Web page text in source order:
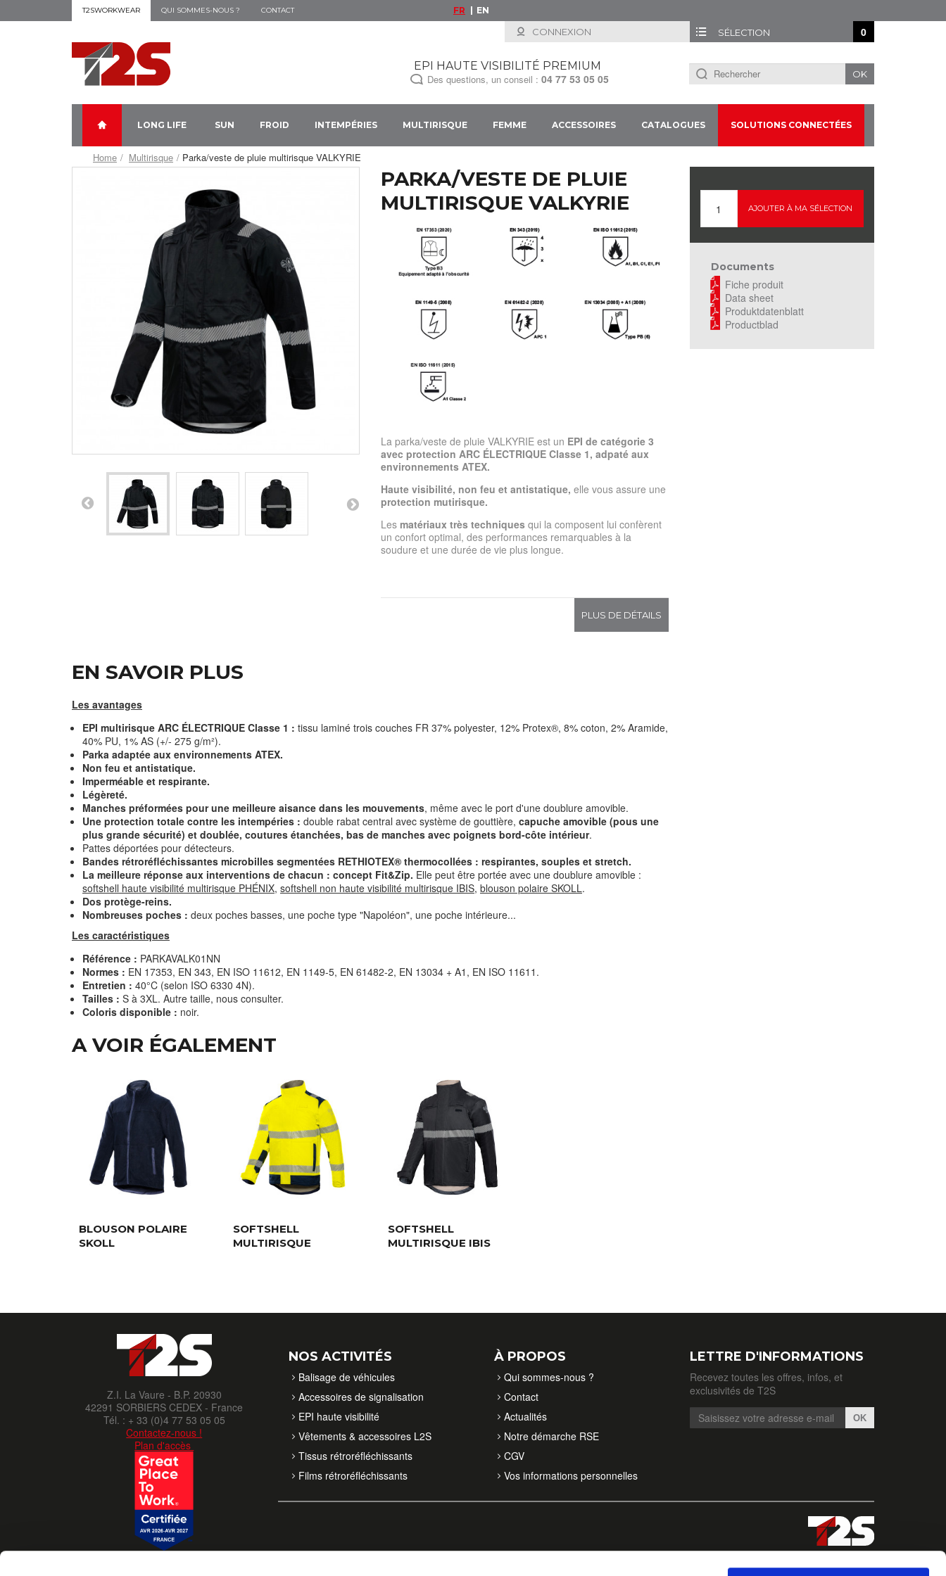
T2SWORKWEAR QUI SOMMES-NOUS ? CONTACT FR EN
SÉLECTION 0
CONNEXION
EPI HAUTE VISIBILITÉ PREMIUM
Des questions, un conseil : 04 77 53 05 05 OK
LONG LIFE SUN FROID INTEMPÉRIES MULTIRISQUE FEMME ACCESSOIRES CATALOGUES SOLUTIONS CONNECTÉES
Home Multirisque Parka/veste de pluie multirisque VALKYRIE
PARKA/VESTE DE PLUIE
MULTIRISQUE VALKYRIE
La parka/veste de pluie VALKYRIE est un EPI de catégorie 3
avec protection ARC ÉLECTRIQUE Classe 1, adpaté aux
environnements ATEX.
Haute visibilité, non feu et antistatique, elle vous assure une
protection mutirisque.
Les matériaux très techniquesqui la composent lui confèrent
un confort optimal, des performances remarquables à la
soudure et une durée de vie plus longue.
PLUS DE DÉTAILS
EN SAVOIR PLUS
Les avantages
EPI multirisque ARC ÉLECTRIQUE Classe 1 : tissu laminé trois couches FR 37% polyester, 12% Protex®, 8% coton, 2% Aramide,
40% PU, 1% AS (+/- 275 g/m²).
Parka adaptée aux environnements ATEX.
Non feu et antistatique.
Imperméable et respirante.
Légèreté.
Manches préformées pour une meilleure aisance dans les mouvements, même avec le port d'une doublure amovible.
Une protection totale contre les intempéries : double rabat central avec système de gouttière, capuche amovible (pous une
plus grande sécurité) et doublée, coutures étanchées, bas de manches avec poignets bord-côte intérieur.
Pattes déportées pour détecteurs.
Bandes rétroréfléchissantes microbilles segmentées RETHIOTEX® thermocollées : respirantes, souples et stretch.
La meilleure réponse aux interventions de chacun : concept Fit&Zip. Elle peut être portée avec une doublure amovible :
softshell haute visibilité multirisque PHÉNIX, softshell non haute visibilité multirisque IBIS, blouson polaire SKOLL.
Dos protège-reins.
Nombreuses poches : deux poches basses, une poche type "Napoléon", une poche intérieure...
Les caractéristiques
Référence : PARKAVALK01NN
Normes : EN 17353, EN 343, EN ISO 11612, EN 1149-5, EN 61482-2, EN 13034 + A1, EN ISO 11611.
Entretien : 40°C (selon ISO 6330 4N).
Tailles : S à 3XL. Autre taille, nous consulter.
Coloris disponible : noir.
A VOIR ÉGALEMENT
BLOUSON POLAIRE
SKOLL
SOFTSHELL
MULTIRISQUE
SOFTSHELL
MULTIRISQUE IBIS
AJOUTER À MA SÉLECTION
Documents
Fiche produit
Data sheet
Produktdatenblatt
Productblad
Z.I. La Vaure - B.P. 20930
42291 SORBIERS CEDEX - France
Tél. : + 33 (0)4 77 53 05 05
Contactez-nous !
Plan d'accès
NOS ACTIVITÉS
Balisage de véhicules
Accessoires de signalisation
EPI haute visibilité
Vêtements & accessoires L2S
Tissus rétroréfléchissants
Films rétroréfléchissants
À PROPOS
Qui sommes-nous ?
Contact
Actualités
Notre démarche RSE
CGV
Vos informations personnelles
LETTRE D'INFORMATIONS
Recevez toutes les offres, infos, et
exclusivités de T2S
OK